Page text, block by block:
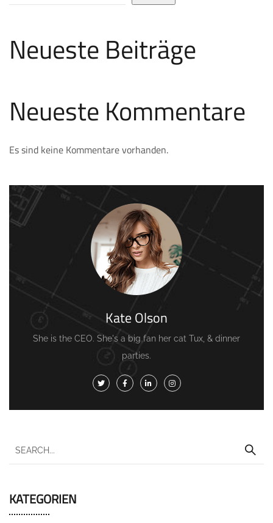
Neueste Beiträge
Neueste Kommentare
Es sind keine Kommentare vorhanden.
Kate Olson
She is the CEO. She's a big fan her cat Tux, & dinner
parties.
KATEGORIEN